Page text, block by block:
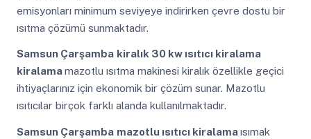
emisyonları minimum seviyeye indirirken çevre dostu bir
ısıtma çözümü sunmaktadır.
Samsun Çarşamba kiralık 30 kw ısıtıcı kiralama
kiralamamazotlu ısıtma makinesi kiralık özellikle geçici
ihtiyaçlarınız için ekonomik bir çözüm sunar. Mazotlu
ısıtıcılar birçok farklı alanda kullanılmaktadır.
Samsun Çarşamba mazotlu ısıtıcı kiralamaısımak